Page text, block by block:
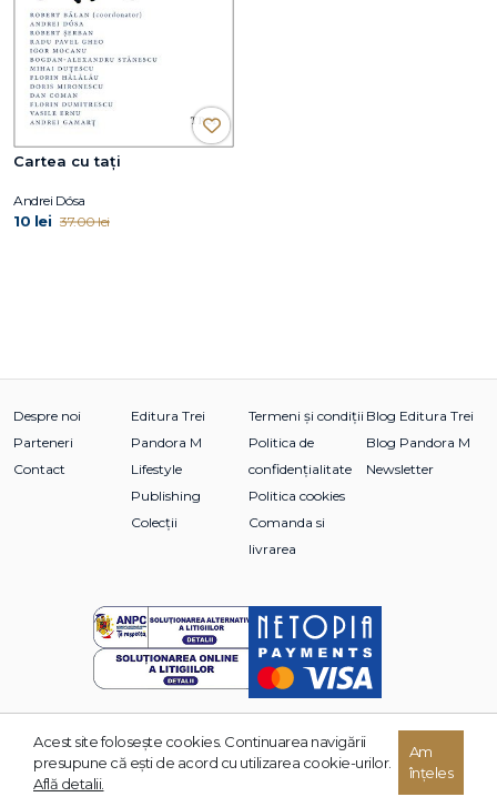
Cartea cu tați
Andrei Dósa
10 lei 37.00 lei
Despre noi
Parteneri
Contact
Editura Trei
Pandora M
Lifestyle
Publishing
Colecții
Termeni și condiții
Politica de
confidențialitate
Politica cookies
Comanda si
livrarea
Blog Editura Trei
Blog Pandora M
Newsletter
© 2026 Grupul Editorial TREI. Toate drepturile rezervate.
Acest site foloseşte cookies. Continuarea navigării
presupune că eşti de acord cu utilizarea cookie-urilor.
Află detalii.
Am
înțeles